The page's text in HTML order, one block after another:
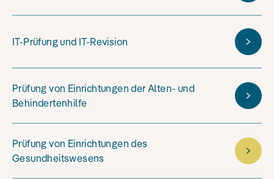
IT-Prüfung und IT-Revision
Prüfung von Einrichtungen der Alten- und
Behindertenhilfe
Prüfung von Einrichtungen des
Gesundheitswesens